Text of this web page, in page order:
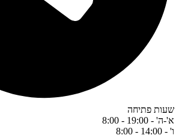
שעות פתיחה
א'-ה' - 19:00 - 8:00
ו' - 14:00 - 8:00